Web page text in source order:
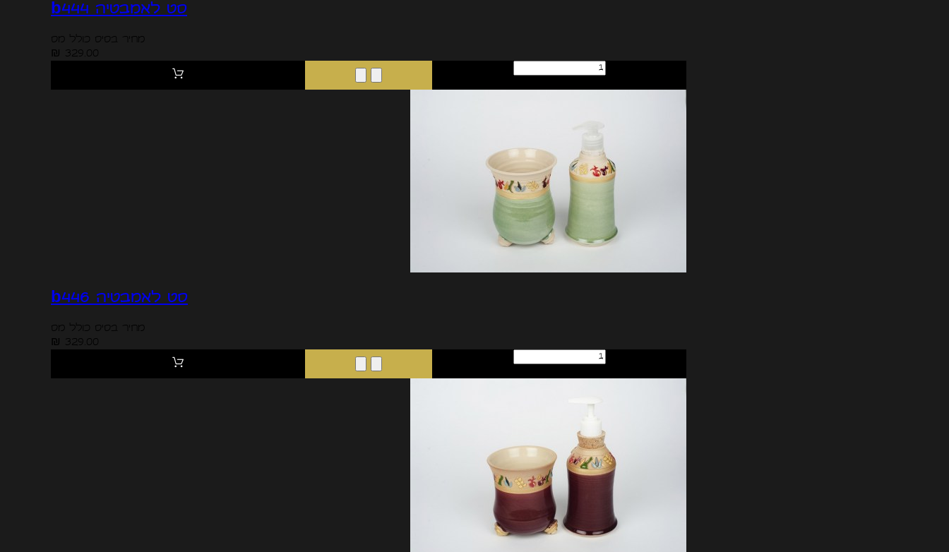
סט לאמבטיה b444
מחיר בסיס כולל מס
329.00 ₪
סט לאמבטיה b446
מחיר בסיס כולל מס
329.00 ₪